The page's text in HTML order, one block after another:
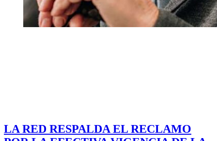
LA RED RESPALDA EL RECLAMO